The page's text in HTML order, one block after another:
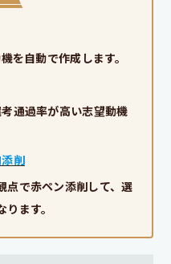
を自動で作成します。
通過率が高い志望動機
削
点で赤ペン添削して、選
ます。